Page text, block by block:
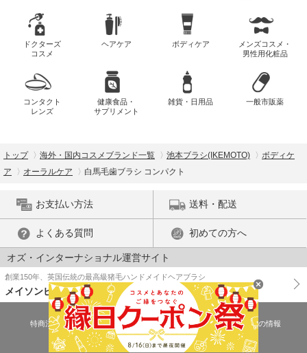
ドクターズ
コスメ
ヘアケア ボディケア
メンズコスメ・
男性用化粧品
コンタクト
レンズ
健康食品・
サプリメント
雑貨・日用品 一般市販薬
トップ 海外・国内コスメブランド一覧 池本ブラシ(IKEMOTO)
ボディケ
ア
オーラルケア 白馬毛歯ブラシ コンパクト
お支払い方法 送料・配送
よくある質問 初めての方へ
オズ・インターナショナル運営サイト
創業150年、英国伝統の最高級猪毛ハンドメイドヘアブラシ
メイソンピアソン
特商法に基づく表示 プライバシーポリシー
医薬品販売許可証の情報
ご利用規約
PC版で表示